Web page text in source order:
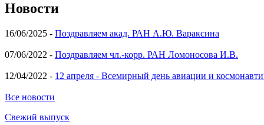
Новости
16/06/2025 - Поздравляем акад. РАН А.Ю. Вараксина
07/06/2022 - Поздравляем чл.-корр. РАН Ломоносова И.В.
12/04/2022 - 12 апреля - Всемирный день авиации и
Все новости
Свежий выпуск